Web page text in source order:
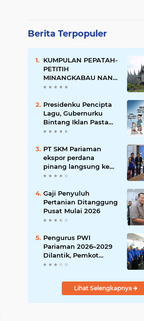
Berita Terpopuler
KUMPULAN PEPATAH-
PETITIH
MINANGKABAU NAN
ELOK
Presidenku Pencipta
Lagu, Gubernurku
Bintang Iklan Pasta
Gigi
PT SKM Pariaman
ekspor perdana
pinang langsung ke
India
Gaji Penyuluh
Pertanian Ditanggung
Pusat Mulai 2026
Pengurus PWI
Pariaman 2026–2029
Dilantik, Pemkot
Tekankan Sinergi dan
Lihat Selengkapnya